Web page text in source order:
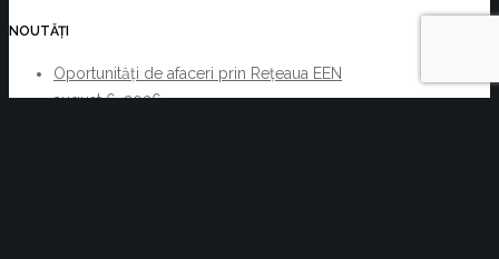
NOUTĂȚI
Oportunități de afaceri prin Rețeaua EEN
august 6, 2026